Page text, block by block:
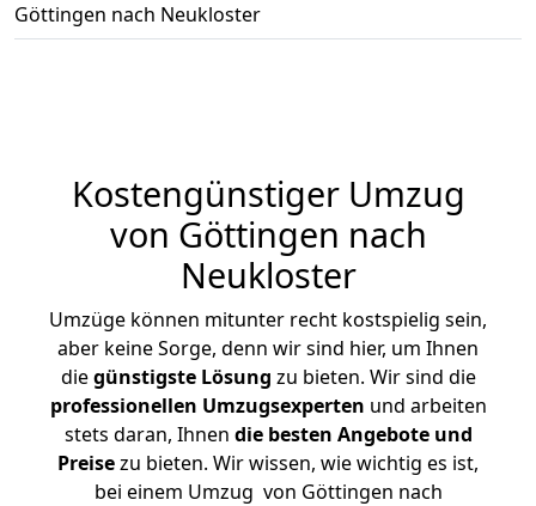
Göttingen nach Neukloster
Kostengünstiger Umzug
von Göttingen nach
Neukloster
Umzüge können mitunter recht kostspielig sein,
aber keine Sorge, denn wir sind hier, um Ihnen
diegünstigste Lösung zu bieten. Wir sind die
professionellen Umzugsexperten und arbeiten
stets daran, Ihnen die besten Angebote und
Preisezu bieten. Wir wissen, wie wichtig es ist,
bei einem Umzug von Göttingen nach